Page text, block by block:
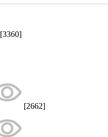
[3360]
[2662]